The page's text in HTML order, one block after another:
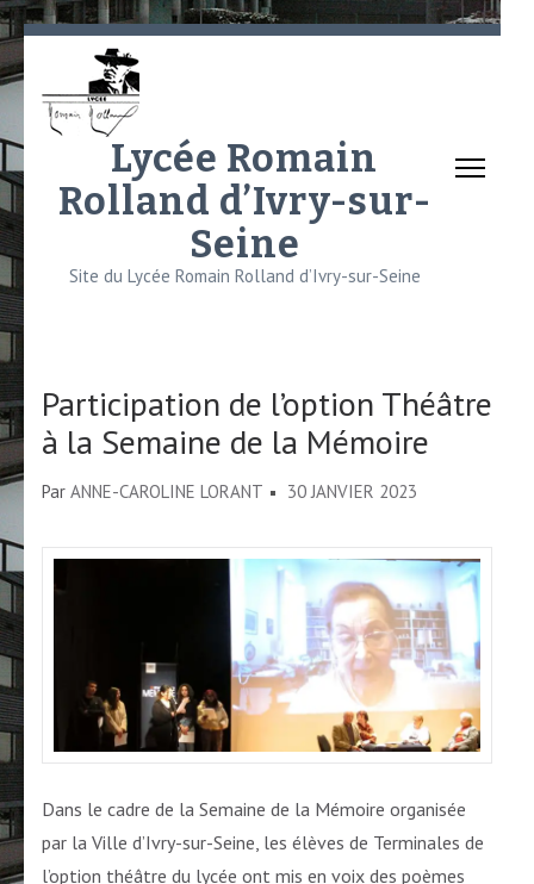
Aller
au
contenu
(Pressez
Entrée)
Lycée Romain
Rolland d’Ivry-sur-
Seine
Site du Lycée Romain Rolland d’Ivry-sur-Seine
​Participation de l’option Théâtre
à la Semaine de la Mémoire
Par ANNE-CAROLINE LORANT 30 JANVIER 2023
Dans le cadre de la Semaine de la Mémoire organisée
par la Ville d’Ivry-sur-Seine, les élèves de Terminales de
l’option théâtre du lycée ont mis en voix des poèmes